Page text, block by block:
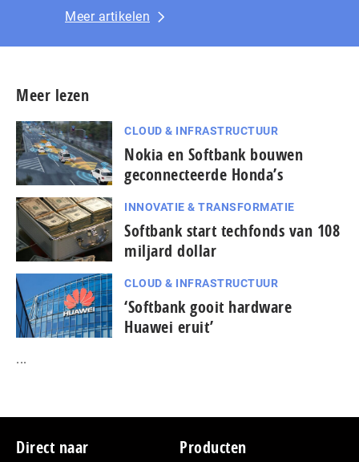
Meer artikelen
Meer lezen
CLOUD & INFRASTRUCTUUR
Nokia en Softbank bouwen
geconnecteerde Honda’s
INNOVATIE & TRANSFORMATIE
Softbank start techfonds van 108
miljard dollar
CLOUD & INFRASTRUCTUUR
‘Softbank gooit hardware
Huawei eruit’
...
Footer
Direct naar Producten